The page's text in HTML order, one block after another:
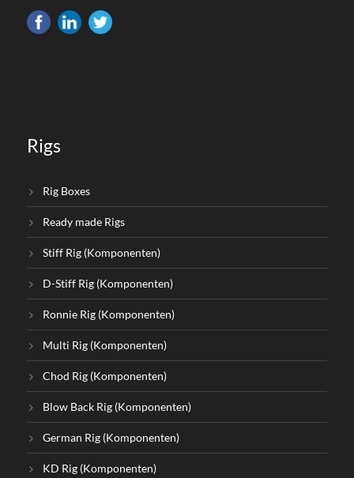
Rigs
Rig Boxes
Ready made Rigs
Stiff Rig (Komponenten)
D-Stiff Rig (Komponenten)
Ronnie Rig (Komponenten)
Multi Rig (Komponenten)
Chod Rig (Komponenten)
Blow Back Rig (Komponenten)
German Rig (Komponenten)
KD Rig (Komponenten)